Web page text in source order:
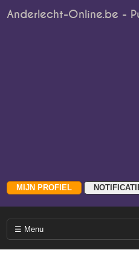
Anderlecht-Online.be -